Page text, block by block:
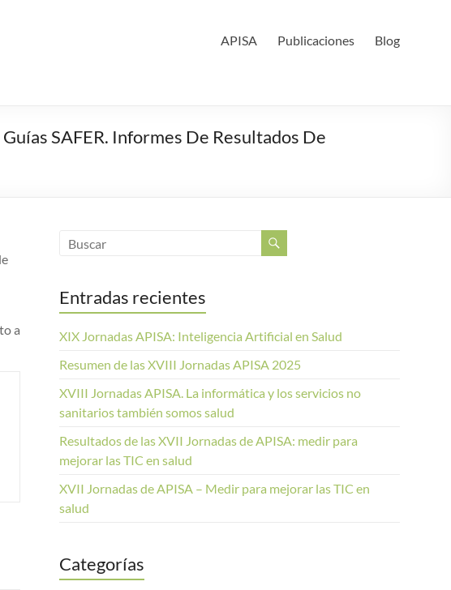
APISA Publicaciones Blog
SAFER. Informes De Resultados De
a
Entradas recientes
XIX Jornadas APISA: Inteligencia Artificial en Salud
Resumen de las XVIII Jornadas APISA 2025
XVIII Jornadas APISA. La informática y los servicios no
sanitarios también somos salud
Resultados de las XVII Jornadas de APISA: medir para
mejorar las TIC en salud
XVII Jornadas de APISA – Medir para mejorar las TIC en
salud
Categorías